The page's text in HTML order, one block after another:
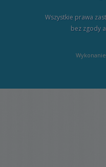
Wszystkie prawa
bez zgody